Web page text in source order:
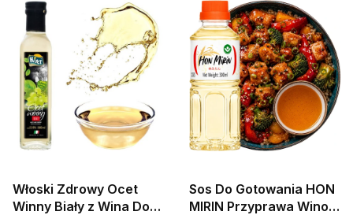
Włoski Zdrowy Ocet
Winny Biały z Wina Do
Sos Do Gotowania HON
MIRIN Przyprawa Wino